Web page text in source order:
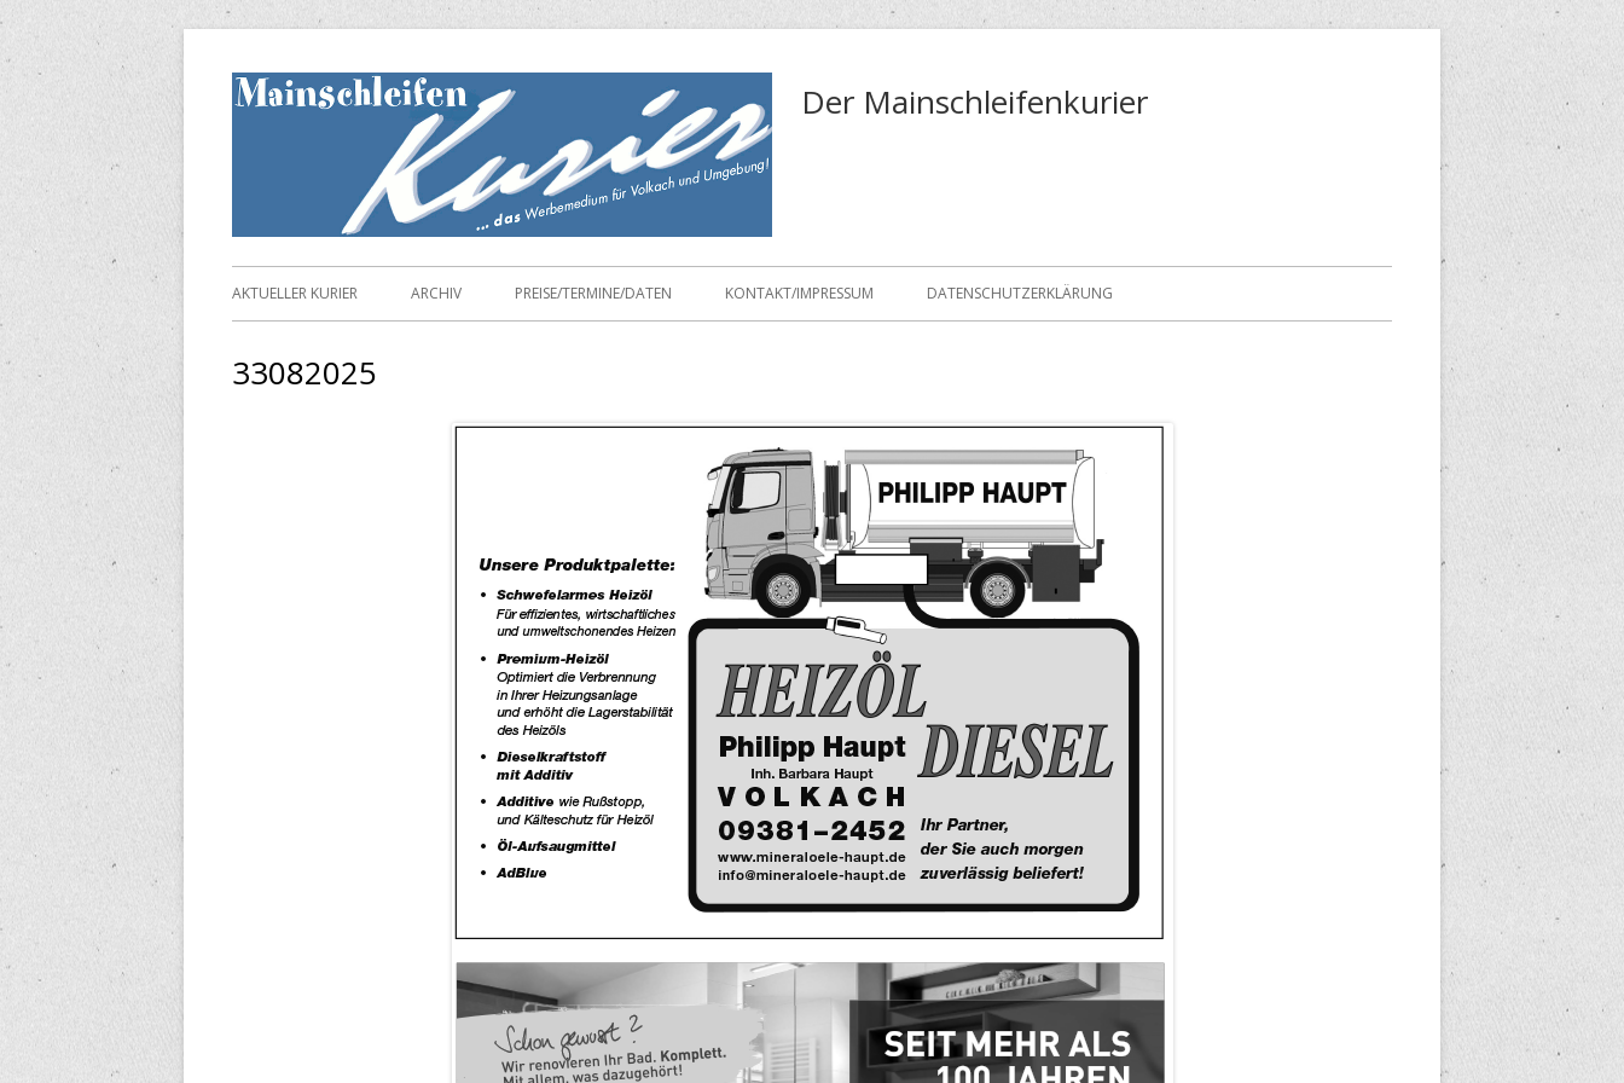
zum
Inhalt
Der Mainschleifenkurier
Primäres
AKTUELLER KURIER ARCHIV PREISE/TERMINE/DATEN KONTAKT/IMPRESSUM DATENSCHUTZERKLÄRUNG
33082025